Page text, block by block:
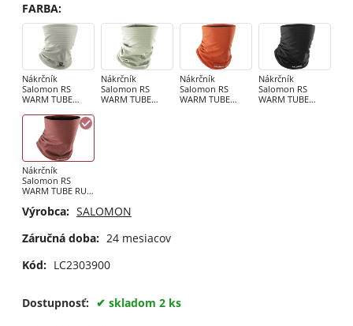
FARBA:
Nákrčník
Salomon RS
WARM TUBE
Black
Nákrčník
Salomon RS
WARM TUBE
Nákrčník
Salomon RS
WARM TUBE
Nákrčník
Salomon RS
WARM TUBE
Nákrčník
Salomon RS
WARM TUBE RUM
Výrobca: SALOMON
Záručná doba: 24 mesiacov
Kód: LC2303900
Dostupnosť: skladom 2 ks